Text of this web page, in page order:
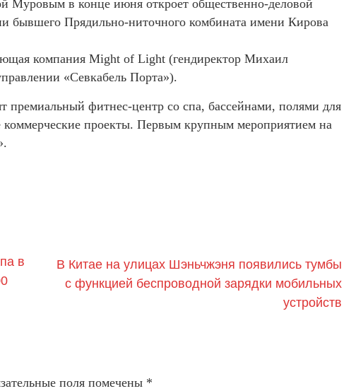
Муровым в конце июня откроет общественно-деловой
бывшего Прядильно-ниточного комбината имени Кирова
компания Might of Light (гендиректор Михаил
«Севкабель Порта»).
премиальный фитнес-центр со спа, бассейнами, полями для
коммерческие проекты. Первым крупным мероприятием на
в
В Китае на улицах Шэньчжэня появились тумбы
с функцией беспроводной зарядки мобильных
устройств
поля помечены *